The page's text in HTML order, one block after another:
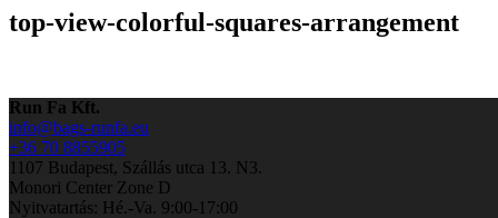
top-view-colorful-squares-arrangement
Run Fa Kft.
info@bags-runfa.eu
+36 70 8855905
1107 Budapest, Szállás utca 13. N3.
Monori Center Zone D
Nyitvatartás: Hé.-Va. 9:00-17:00